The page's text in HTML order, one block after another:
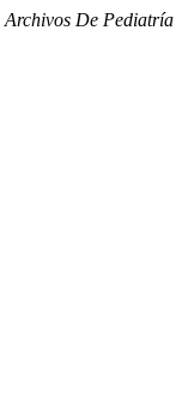
Archivos De